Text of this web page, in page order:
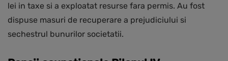
lei in taxe si a exploatat resurse fara permis. Au fost
dispuse masuri de recuperare a prejudiciului si
sechestrul bunurilor societatii.